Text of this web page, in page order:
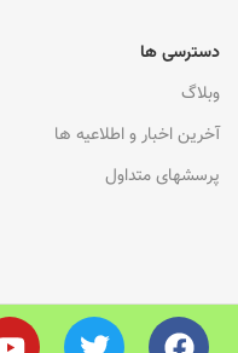
دسترسی ها
وبلاگ
آخرین اخبار و اطلاعیه ها
پرسشهای متداول